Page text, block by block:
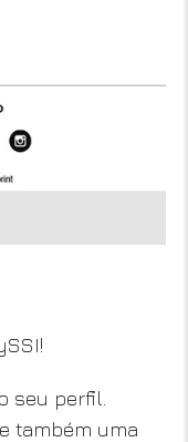
seu perfil.
também uma